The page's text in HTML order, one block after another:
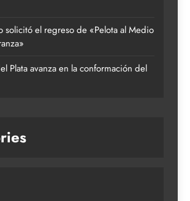
solicitó el regreso de «Pelota al Medio
Plata avanza en la conformación del